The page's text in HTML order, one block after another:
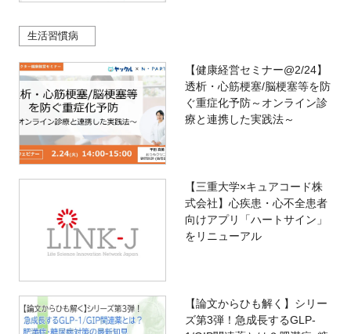
生活習慣病
【健康経営セミナー@2/24】
透析・心筋梗塞/脳梗塞等を防
ぐ重症化予防～オンライン診
療と連携した実践法～
【三重大学×キュアコード株
式会社】心疾患・心不全患者
向けアプリ「ハートサイン」
をリニューアル
【論文からひも解く】シリー
ズ第3弾！急成長するGLP-